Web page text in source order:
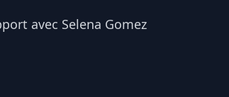
avec Selena Gomez